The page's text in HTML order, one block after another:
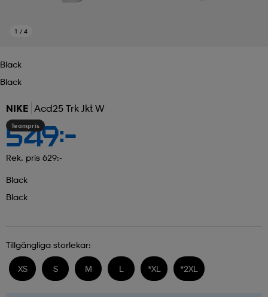
1 / 4
Black
Black
NIKE Acd25 Trk Jkt W
Teampris
549:-
Rek. pris 629:-
Black
Black
Tillgängliga storlekar:
XS S M L *XL *2XL